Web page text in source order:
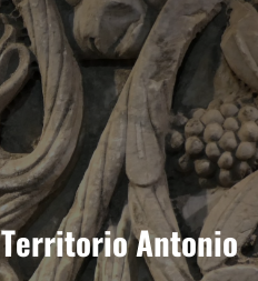
Antonio